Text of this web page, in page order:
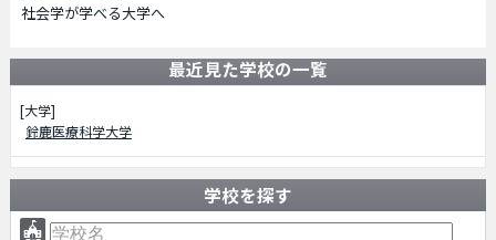
社会学が学べる大学へ
最近見た学校の一覧
[大学]
鈴鹿医療科学大学
学校を探す